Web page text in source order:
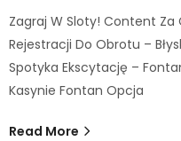
Zagraj W Sloty! Content
Rejestracji Do Obrotu –
Spotyka Ekscytację –
Kasynie Fontan Opcja
Read More